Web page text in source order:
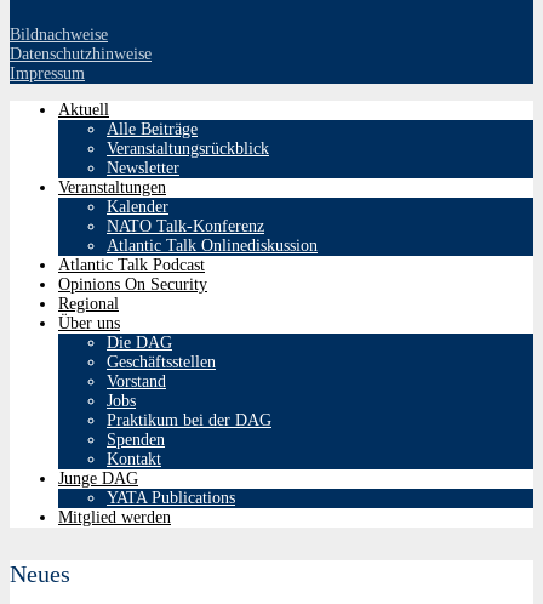
Bildnachweise
Datenschutzhinweise
Impressum
Aktuell
Alle Beiträge
Veranstaltungsrückblick
Newsletter
Veranstaltungen
Kalender
NATO Talk-Konferenz
Atlantic Talk Onlinediskussion
Atlantic Talk Podcast
Opinions On Security
Regional
Über uns
Die DAG
Geschäftsstellen
Vorstand
Jobs
Praktikum bei der DAG
Spenden
Kontakt
Junge DAG
YATA Publications
Mitglied werden
Neues